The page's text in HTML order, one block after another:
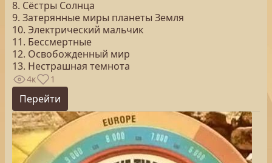
8. Сёстры Солнца
9. Затерянные миры планеты Земля
10. Электрический мальчик
11. Бессмертные
12. Освобожденный мир
13. Нестрашная темнота
4к 1
Перейти